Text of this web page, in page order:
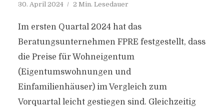
30. April 2024 2 Min. Lesedauer
Im ersten Quartal 2024 hat das
Beratungsunternehmen FPRE festgestellt, dass
die Preise für Wohneigentum
(Eigentumswohnungen und
Einfamilienhäuser) im Vergleich zum
Vorquartal leicht gestiegen sind. Gleichzeitig